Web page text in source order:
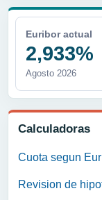
Euribor actual
2,933%
Agosto 2026
Calculadoras
Cuota segun
Revision de